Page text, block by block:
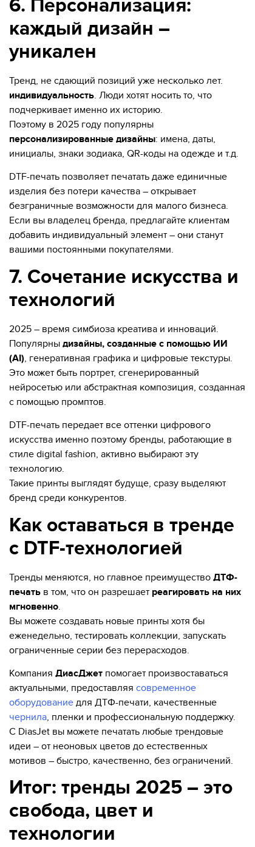
6. Персонализация:
каждый дизайн –
уникален
Тренд, не сдающий позиций уже несколько лет.
индивидуальность. Люди хотят носить то, что
подчеркивает именно их историю.
Поэтому в 2025 году популярны
персонализированные дизайны: имена, даты,
инициалы, знаки зодиака, QR-коды на одежде и т.д.
DTF-печать позволяет печатать даже единичные
изделия без потери качества – открывает
безграничные возможности для малого бизнеса.
Если вы владелец бренда, предлагайте клиентам
добавить индивидуальный элемент – они станут
вашими постоянными покупателями.
7. Сочетание искусства и
технологий
2025 – время симбиоза креатива и инноваций.
Популярны дизайны, созданные с помощью ИИ
(AI), генеративная графика и цифровые текстуры.
Это может быть портрет, сгенерированный
нейросетью или абстрактная композиция, созданная
с помощью промптов.
DTF-печать передает все оттенки цифрового
искусства именно поэтому бренды, работающие в
стиле digital fashion, активно выбирают эту
технологию.
Такие принты выглядят будуще, сразу выделяют
бренд среди конкурентов.
Как оставаться в тренде
с DTF-технологией
Тренды меняются, но главное преимущество ДТФ-
печать в том, что он разрешает реагировать на них
мгновенно.
Вы можете создавать новые принты хотя бы
еженедельно, тестировать коллекции, запускать
ограниченные серии без перерасходов.
Компания ДиасДжет помогает произвоставаться
актуальными, предоставляя современное
оборудование для ДТФ-печати, качественные
чернила, пленки и профессиональную поддержку.
С DiasJet вы можете печатать любые трендовые
идеи – от неоновых цветов до естественных
мотивов – быстро, качественно, без ограничений.
Итог: тренды 2025 – это
свобода, цвет и
технологии